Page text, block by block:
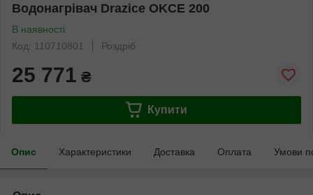
Водонагрівач Drazice OKCE 200
В наявності
Код: 110710801
Роздріб
25 771 ₴
Купити
Опис Характеристики Доставка Оплата Умови